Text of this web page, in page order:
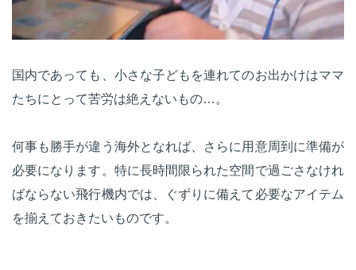
国内であっても、小さな子どもを連れてのお出かけはママ
たちにとって苦労は絶えないもの…。
何事も勝手が違う海外となれば、さらに用意周到に準備が
必要になります。特に長時間限られた空間で過ごさなけれ
ばならない飛行機内では、ぐずりに備えて必要なアイテム
を揃えておきたいものです。